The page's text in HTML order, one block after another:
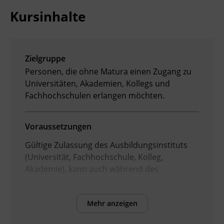
Ingenieurzertifizierung
Deutsch und Integration
Digitales Lernen
BFI Reutte
Kursinhalte
Zielgruppe
Personen, die ohne Matura einen Zugang zu
Universitäten, Akademien, Kollegs und
Fachhochschulen erlangen möchten.
Voraussetzungen
Gültige Zulassung des Ausbildungsinstituts
(Universität, Fachhochschule, Kolleg,
Akademie), kann auch während des
Mehr anzeigen